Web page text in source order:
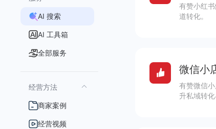
AI 搜索
AI 工具箱
全部服务
经营方法
商家案例
经营视频
有赞小红
道转化。
微信小
有赞微信
升私域转化